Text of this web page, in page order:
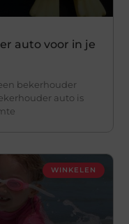
auto voor in je
bekerhouder
auto is
WINKELEN